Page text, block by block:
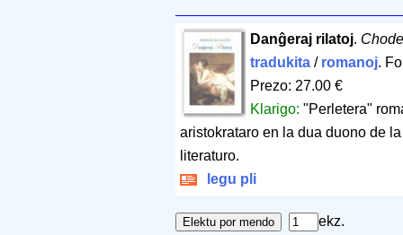
Danĝeraj rilatoj.
tradukita/ romanoj.
Prezo: 27.00 €
Klarigo: "Perletera"
aristokrataro en la dua duono de
literaturo.
legu pli
ekz.